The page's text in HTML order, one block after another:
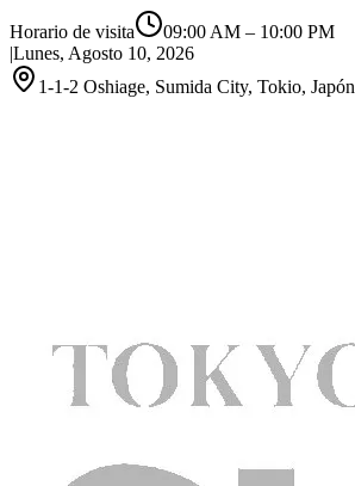
Horario de visita 09:00 AM – 10:00 PM
|Lunes, Agosto 10, 2026
1-1-2 Oshiage, Sumida City, Tokio, Japón